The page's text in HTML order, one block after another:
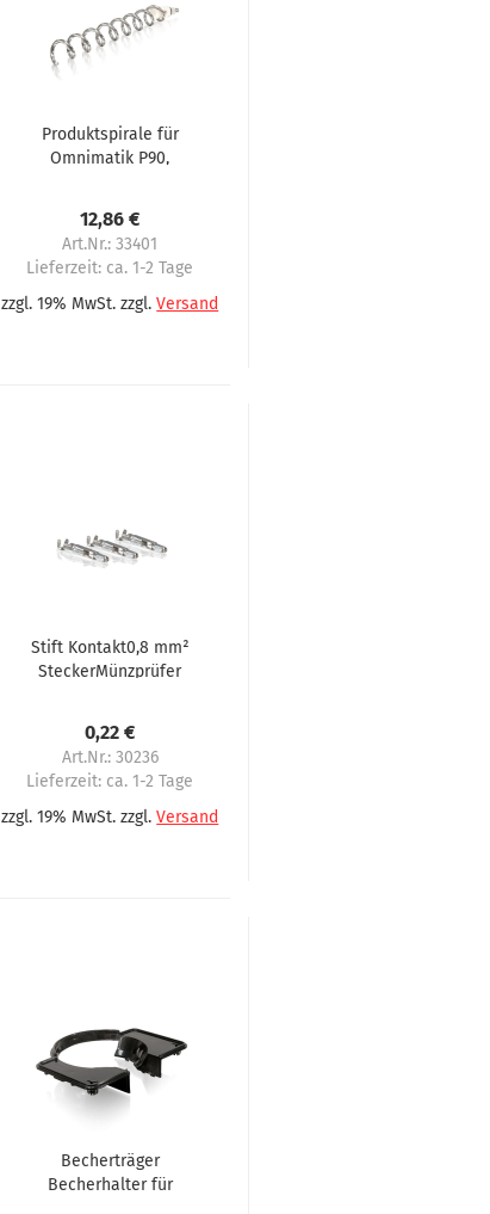
Produktspirale für
Omnimatik P90,
12,86 €
Art.Nr.: 33401
Lieferzeit: ca. 1-2 Tage
zzgl. 19% MwSt. zzgl.Versand
Stift Kontakt0,8 mm²
SteckerMünzprüfer
0,22 €
Art.Nr.: 30236
Lieferzeit: ca. 1-2 Tage
zzgl. 19% MwSt. zzgl.Versand
Becherträger
Becherhalter für